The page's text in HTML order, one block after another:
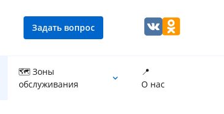
Задать вопрос
🗺 Зоны
обслуживания
📍
О нас